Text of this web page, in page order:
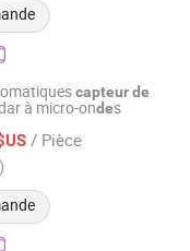
capteurde
à micro-ondes
/ Pièce